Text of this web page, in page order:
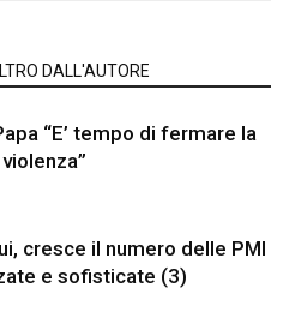
DALL'AUTORE
“E’ tempo di fermare la
cresce il numero delle PMI
e sofisticate (3)